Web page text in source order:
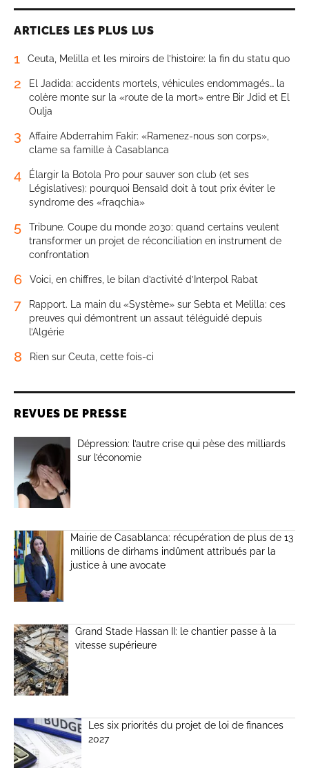
ARTICLES LES PLUS LUS
1 Ceuta, Melilla et les miroirs de l’histoire: la fin du statu quo
2
El Jadida: accidents mortels, véhicules endommagés… la
colère monte sur la «route de la mort» entre Bir Jdid et El
Oulja
3
Affaire Abderrahim Fakir: «Ramenez-nous son corps»,
clame sa famille à Casablanca
4
Élargir la Botola Pro pour sauver son club (et ses
Législatives): pourquoi Bensaïd doit à tout prix éviter le
syndrome des «fraqchia»
5
Tribune. Coupe du monde 2030: quand certains veulent
transformer un projet de réconciliation en instrument de
confrontation
6 Voici, en chiffres, le bilan d’activité d’Interpol Rabat
7
Rapport. La main du «Système» sur Sebta et Melilla: ces
preuves qui démontrent un assaut téléguidé depuis
l’Algérie
8 Rien sur Ceuta, cette fois-ci
REVUES DE PRESSE
Dépression: l’autre crise qui pèse des milliards
sur l’économie
Mairie de Casablanca: récupération de plus de 13
millions de dirhams indûment attribués par la
justice à une avocate
Grand Stade Hassan II: le chantier passe à la
vitesse supérieure
Les six priorités du projet de loi de finances
2027